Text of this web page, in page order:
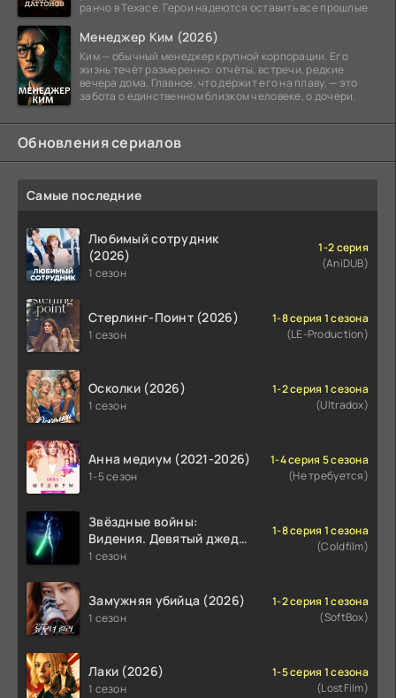
ранчо в Техасе. Герои надеются оставить все прошлые
Менеджер Ким (2026)
Ким — обычный менеджер крупной корпорации. Его
жизнь течёт размеренно: отчёты, встречи, редкие
вечера дома. Главное, что держит его на плаву, — это
забота о единственном близком человеке, о дочери.
Обновления сериалов
Самые последние
Любимый сотрудник
(2026)
1 сезон
1-2 серия
(AniDUB)
Стерлинг-Поинт (2026)
1 сезон
1-8 серия 1 сезона
(LE-Production)
Осколки (2026)
1 сезон
1-2 серия 1 сезона
(Ultradox)
Анна медиум (2021-2026)
1-5 сезон
1-4 серия 5 сезона
(Не требуется)
Звёздные войны:
Видения. Девятый джедай
(2026)
1 сезон
1-8 серия 1 сезона
(Coldfilm)
Замужняя убийца (2026)
1 сезон
1-2 серия 1 сезона
(SoftBox)
Лаки (2026)
1 сезон
1-5 серия 1 сезона
(LostFilm)